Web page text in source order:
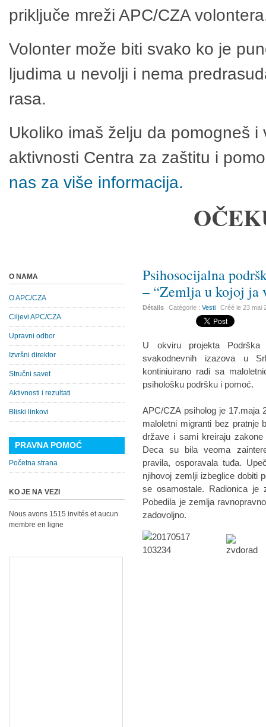
priključe mreži APC/CZA
Volonter može biti svako ko je
ljudima u nevolji i nema
rasa.
Ukoliko imaš želju da pomogneš
aktivnosti Centra za zaštitu i
nas za više informacija.
Psihosocijalna
– “Zemlja u kojoj ja
Détails Catégorie :Vesti Créé le23 mai
U okviru projekta Podrška
svakodnevnih izazova u
kontiniuirano radi sa
psihološku podršku i pomoć.
APC/CZA psiholog je 17.maja
maloletni migranti bez pratnje
države i sami kreiraju
Deca su bila veoma
pravila, osporavala tuđa.
njihovoj zemlji izbeglice dobiti
se osamostale. Radionica
Pobedila je zemlja
zadovoljno.
O NAMA
O APC/CZA
Ciljevi APC/CZA
Upravni odbor
Izvršni direktor
Stručni savet
Aktivnosti i rezultati
Bliski linkovi
PRAVNA POMOĆ
Početna strana
KO JE NA VEZI
Nous avons 1515 invités et aucun
membre en ligne